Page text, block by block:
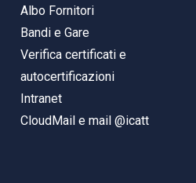
Albo Fornitori
Bandi e Gare
Verifica certificati e
autocertificazioni
Intranet
CloudMail e mail @icatt